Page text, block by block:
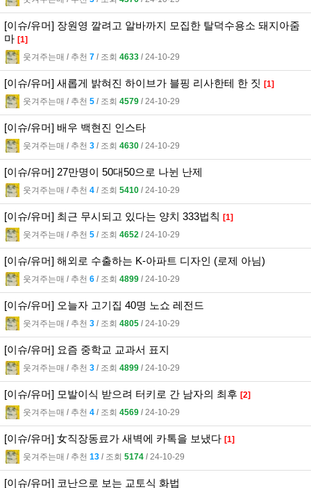
[이슈/유머] 장원영 깔려고 알바까지 모집한 탈덕수용소 돼지아줌
마 [1]
웃겨주는매 l 추천 7 l 조회 4633 l 24-10-29
[이슈/유머] 새롭게 밝혀진 하이브가 블핑 리사한테 한 짓 [1]
웃겨주는매 l 추천 5 l 조회 4579 l 24-10-29
[이슈/유머] 배우 백현진 인스타
웃겨주는매 l 추천 3 l 조회 4630 l 24-10-29
[이슈/유머] 27만명이 50대50으로 나뉜 난제
웃겨주는매 l 추천 4 l 조회 5410 l 24-10-29
[이슈/유머] 최근 무시되고 있다는 양치 333법칙 [1]
웃겨주는매 l 추천 5 l 조회 4652 l 24-10-29
[이슈/유머] 해외로 수출하는 K-아파트 디자인 (로제 아님)
웃겨주는매 l 추천 6 l 조회 4899 l 24-10-29
[이슈/유머] 오늘자 고기집 40명 노쇼 레전드
웃겨주는매 l 추천 3 l 조회 4805 l 24-10-29
[이슈/유머] 요즘 중학교 교과서 표지
웃겨주는매 l 추천 3 l 조회 4899 l 24-10-29
[이슈/유머] 모발이식 받으려 터키로 간 남자의 최후 [2]
웃겨주는매 l 추천 4 l 조회 4569 l 24-10-29
[이슈/유머] 女직장동료가 새벽에 카톡을 보냈다 [1]
웃겨주는매 l 추천 13 l 조회 5174 l 24-10-29
[이슈/유머] 코난으로 보는 교토식 화법